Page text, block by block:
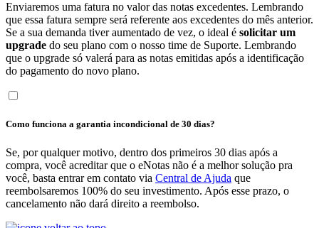
Enviaremos uma fatura no valor das notas excedentes. Lembrando
que essa fatura sempre será referente aos excedentes do mês anterior.
Se a sua demanda tiver aumentado de vez, o ideal é solicitar um
upgrade do seu plano com o nosso time de Suporte. Lembrando
que o upgrade só valerá para as notas emitidas após a identificação
do pagamento do novo plano.
Como funciona a garantia incondicional de 30 dias?
Se, por qualquer motivo, dentro dos primeiros 30 dias após a
compra, você acreditar que o eNotas não é a melhor solução pra
você, basta entrar em contato via Central de Ajuda que
reembolsaremos 100% do seu investimento. Após esse prazo, o
cancelamento não dará direito a reembolso.